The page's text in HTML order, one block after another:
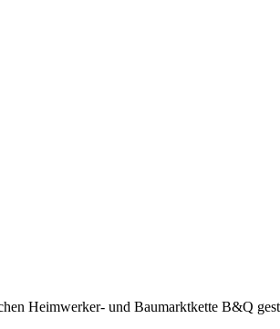
Heimwerker- und Baumarktkette B&Q